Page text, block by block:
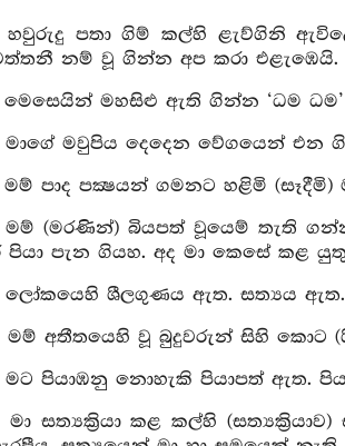
හවුරුදු පතා ගිම් කල්හි ළැව්ගිනි
නම් වූ ගින්න අප කරා එළැඹෙයි.
මෙසෙයින් මහසිළු ඇති ගින්න ‘ධම
මාගේ මවුපිය දෙදෙන වේගයෙන් එන
මම් පාද පක්‍ෂයන් ගමනට හළිමි
මම් (මරණින්) බියපත් වූයෙම් තැති
පියා පැන ගියහ. අද මා කෙසේ කළ
ලෝකයෙහි ශීලගුණය ඇත. සත්‍යය ඇත.
මම් අතීතයෙහි වූ බුදුවරුන් සිහි කොට
මට පියාඹනු නොහැකි පියාපත් ඇත.
මා සත්‍යක්‍රියා කළ කල්හි